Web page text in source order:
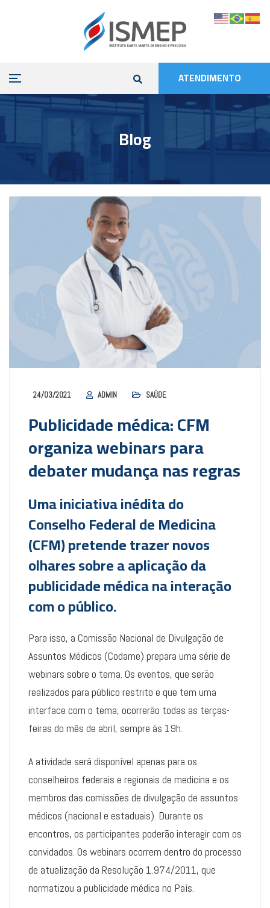
ATENDIMENTO
Blog
24/03/2021 ADMIN SAÚDE
Publicidade médica: CFM
organiza webinars para
debater mudança nas regras
Uma iniciativa inédita do
Conselho Federal de Medicina
(CFM) pretende trazer novos
olhares sobre a aplicação da
publicidade médica na interação
com o público.
Para isso, a Comissão Nacional de Divulgação de
Assuntos Médicos (Codame) prepara uma série de
webinars sobre o tema. Os eventos, que serão
realizados para público restrito e que tem uma
interface com o tema, ocorrerão todas as terças-
feiras do mês de abril, sempre às 19h.
A atividade será disponível apenas para os
conselheiros federais e regionais de medicina e os
membros das comissões de divulgação de assuntos
médicos (nacional e estaduais). Durante os
encontros, os participantes poderão interagir com os
convidados. Os webinars ocorrem dentro do processo
de atualização da Resolução 1.974/2011, que
normatizou a publicidade médica no País.